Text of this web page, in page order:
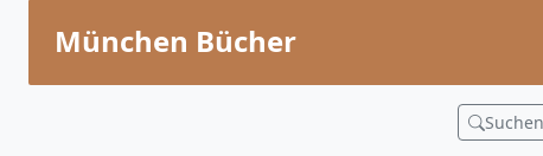
München Bücher
Suchen